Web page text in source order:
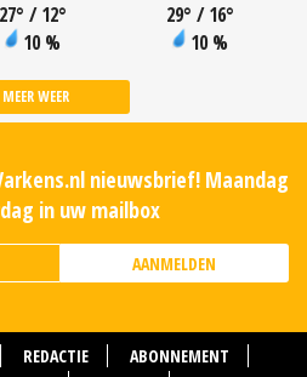
27° / 12°
10 %
29° / 16°
10 %
MEER WEER
nieuwsbrief! Maandag
in uw mailbox
AANMELDEN
REDACTIE
ABONNEMENT